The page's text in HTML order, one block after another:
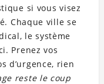
si vous visez
Chaque ville se
le système
Prenez vos
d’urgence, rien
reste le coup